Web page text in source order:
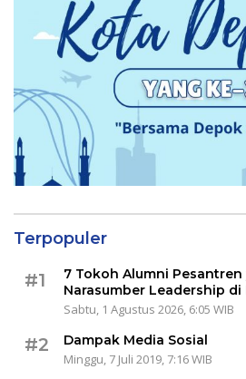
Terpopuler
#1
7 Tokoh Alumni
Narasumber Leadership di
Sabtu, 1 Agustus 2026, 6:05 WIB
#2
Dampak Media Sosial
Minggu, 7 Juli 2019, 7:16 WIB